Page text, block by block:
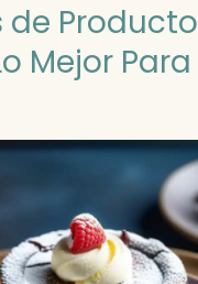
de
Mejor Para